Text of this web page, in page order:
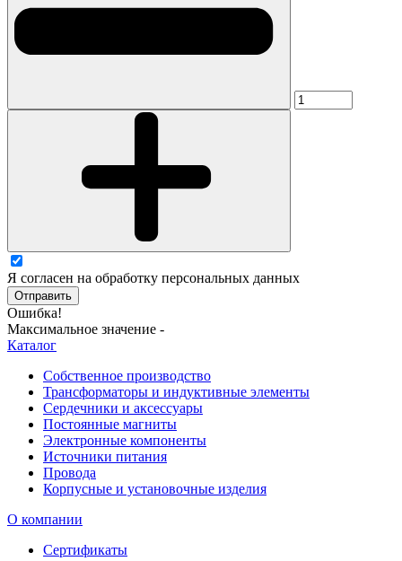
Я согласен на обработку персональных данных
Отправить
Ошибка!
Максимальное значение -
Каталог
Собственное производство
Трансформаторы и индуктивные элементы
Сердечники и аксессуары
Постоянные магниты
Электронные компоненты
Источники питания
Провода
Корпусные и установочные изделия
О компании
Сертификаты